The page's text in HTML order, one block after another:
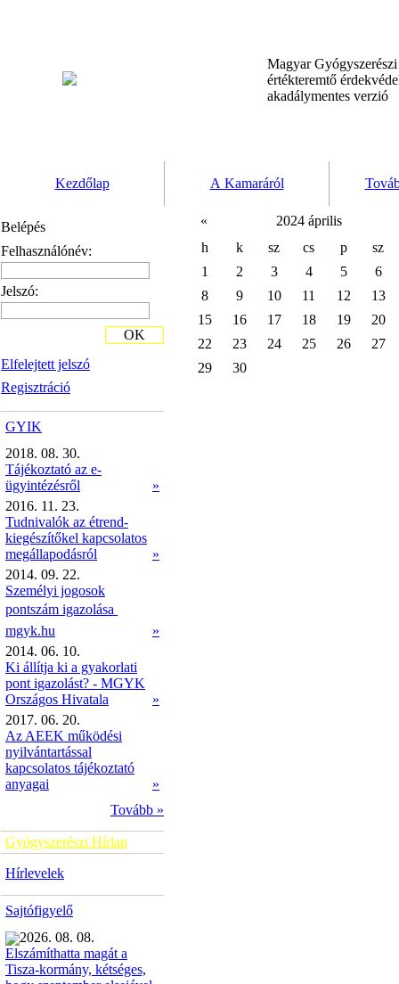
Magyar
értékteremtő
akadálymentes verzió
Kezdőlap A Kamaráról
Belépés
Felhasználónév:
Jelszó:
Elfelejtett jelszó
Regisztráció
OK
GYIK
2018. 08. 30.
Tájékoztató az e-
ügyintézésről
»
2016. 11. 23.
Tudnivalók az étrend-
kiegészítőkel kapcsolatos
megállapodásról
»
2014. 09. 22.
Személyi jogosok
pontszám igazolása 
mgyk.hu
»
2014. 06. 10.
Ki állítja ki a gyakorlati
pont igazolást? - MGYK
Országos Hivatala
»
2017. 06. 20.
Az AEEK működési
nyilvántartással
kapcsolatos tájékoztató
anyagai
»
Tovább »
Gyógyszerészi Hírlap
Hírlevelek
Sajtófigyelő
2026. 08. 08.
Elszámíthatta magát a
Tisza-kormány, kétséges,
«
2024 április
h
k sz cs p
sz
1
2 3 4 5
6
8
9 10 11 12
13
15
16 17 18 19
20
22
23 24 25 26
27
29
30